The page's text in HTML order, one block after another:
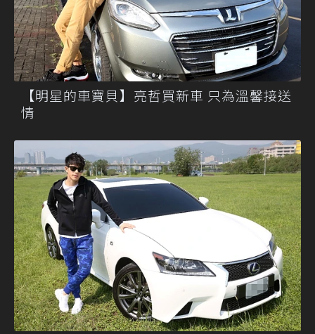
【明星的車寶貝】亮哲買新車 只為溫馨接送
情